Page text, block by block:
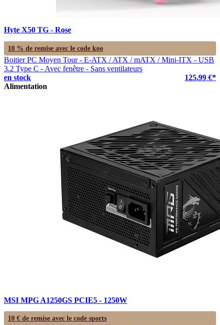
Hyte X50 TG - Rose
10 % de remise avec le code koo
Boitier PC Moyen Tour - E-ATX / ATX / mATX / Mini-ITX - USB
3.2 Type C - Avec fenêtre - Sans ventilateurs
en stock
125.99 €*
Alimentation
MSI MPG A1250GS PCIE5 - 1250W
10 € de remise avec le code sports